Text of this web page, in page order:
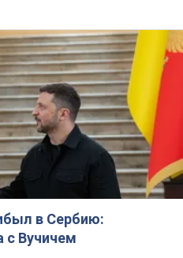
в Сербию:
с Вучичем